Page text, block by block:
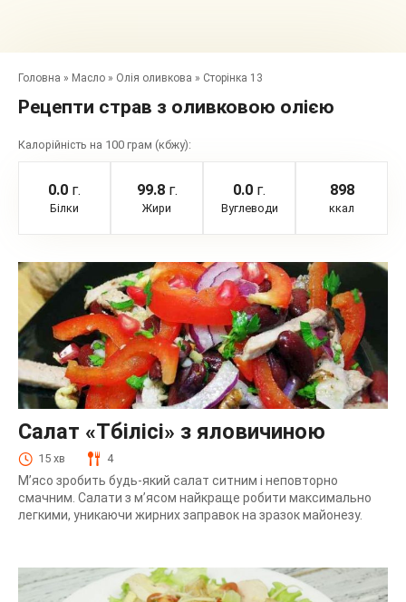
Головна » Масло » Олія оливкова » Сторінка 13
Рецепти страв з оливковою олією
Калорійність на 100 грам (кбжу):
0.0 г.
Білки
99.8г.
Жири
0.0 г.
Вуглеводи
898
ккал
Салат «Тбілісі» з яловичиною
15 хв 4
М’ясо зробить будь-який салат ситним і неповторно
смачним. Салати з м’ясом найкраще робити максимально
легкими, уникаючи жирних заправок на зразок майонезу.